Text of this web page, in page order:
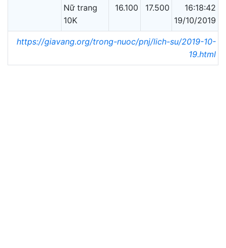
Nữ trang
10K
16.100 17.500
16:18:42
19/10/2019
https://giavang.org/trong-nuoc/pnj/lich-su/2019-10-
19.html